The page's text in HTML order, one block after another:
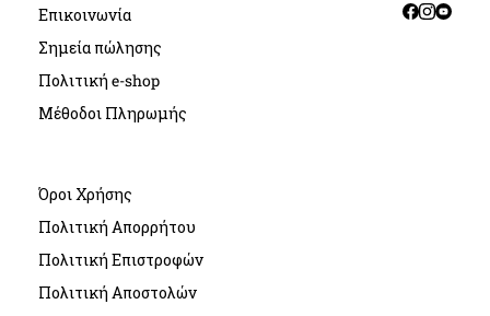
Επικοινωνία
Σημεία πώλησης
Πολιτική e-shop
Μέθοδοι Πληρωμής
Όροι Χρήσης
Πολιτική Απορρήτου
Πολιτική Επιστροφών
Πολιτική Αποστολών